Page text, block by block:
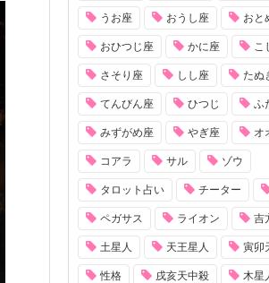
うお座 おうし座 おと
おひつじ座 かに座 こ
さそり座 しし座 たぬ
てんびん座 ひつじ ふ
みずがめ座 やぎ座 オ
コアラ サル ゾウ
タロット占い チーター
ペガサス ライオン 吉
土星人 天王星人 寅卯
性格 戌亥天中殺 木星